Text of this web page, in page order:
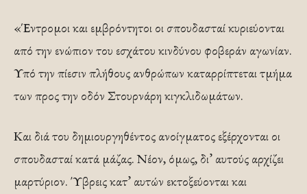
«Έντρομοι και εμβρόντητοι οι σπουδασταί κυριεύονται
από την ενώπιον του εσχάτου κινδύνου φοβεράν αγωνίαν.
Υπό την πίεσιν πλήθους ανθρώπων καταρρίπτεται τμήμα
των προς την οδόν Στουρνάρη κιγκλιδωμάτων.
Και διά του δημιουργηθέντος ανοίγματος εξέρχονται οι
σπουδασταί κατά μάζας. Νέον, όμως, δι’ αυτούς αρχίζει
μαρτύριον. Ύβρεις κατ’ αυτών εκτοξεύονται και